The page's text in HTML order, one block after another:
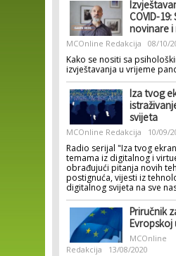
COVID-
novinare
MCOnline Redakcija 08/10/
Kako se nositi sa
izvještavanja u vrijeme
Iza tvog
svijeta
MCOnline Redakcija 10/09/
Radio serijal "Iza tvog
temama iz digitalnog i
obrađujući pitanja novih
postignuća, vijesti iz
digitalnog svijeta na sve
Priručnik
Evropskoj
MCOnline
Redakcija
13/08/2020